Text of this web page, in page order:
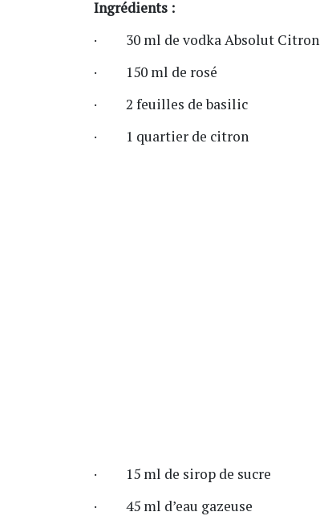
Ingrédients :
· 30 ml de vodka Absolut Citron
· 150 ml de rosé
· 2 feuilles de basilic
· 1 quartier de citron
· 15 ml de sirop de sucre
· 45 ml d’eau gazeuse